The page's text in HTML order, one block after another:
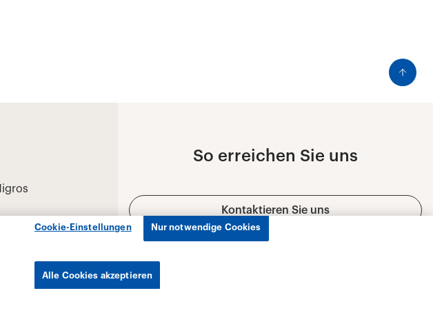
Cookie-Einstellungen Nur notwendige Cookies
Alle Cookies akzeptieren